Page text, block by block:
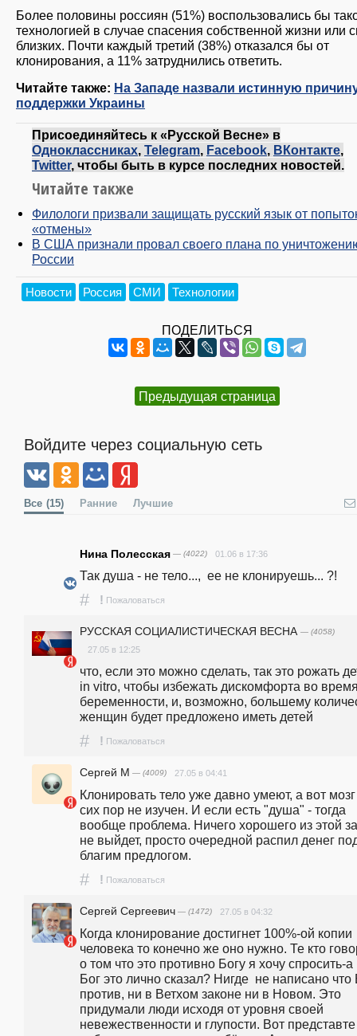
Более половины россиян (51%) воспользовались бы
технологией в случае спасения собственной жизни или
близких. Почти каждый третий (38%) отказался бы от
клонирования, а 11% затруднились ответить.
Читайте также: На Западе назвали истинную
поддержки Украины
Присоединяйтесь к «Русской Весне» в
Одноклассниках, Telegram, Facebook, ВКонтакте,
Twitter, чтобы быть в курсе последних новостей.
Читайте также
Филологи призвали защищать русский язык от
«отмены»
В США признали провал своего плана по
России
Новости Россия СМИ Технологии
ПОДЕЛИТЬСЯ
Предыдущая страница
Войдите через социальную сеть
Все (15) Ранние Лучшие
Нина Полесская — (4022) 01.06 в 17:36
Так душа - не тело...,  ее не клонируешь... ?!
# ! Пожаловаться
РУССКАЯ СОЦИАЛИСТИЧЕСКАЯ ВЕСНА — (4058)
27.05 в 12:25
что, если это можно сделать, так это рожать
in vitro, чтобы избежать дискомфорта во
беременности, и, возможно, большему
женщин будет предложено иметь детей
# ! Пожаловаться
Сергей М — (4009) 27.05 в 04:41
Клонировать тело уже давно умеют, а вот
сих пор не изучен. И если есть "душа" - тогда
вообще проблема. Ничего хорошего из этой
не выйдет, просто очередной распил денег
благим предлогом.
# ! Пожаловаться
Сергей Сергеевич — (1472) 27.05 в 04:32
Когда клонирование достигнет 100%-ой копии
человека то конечно же оно нужно. Те кто
о том что это противно Богу я хочу спросить-
Бог это лично сказал? Нигде  не написано что
против, ни в Ветхом законе ни в Новом. Это
придумали люди исходя от уровня своей
невежественности и глупости. Вот представте